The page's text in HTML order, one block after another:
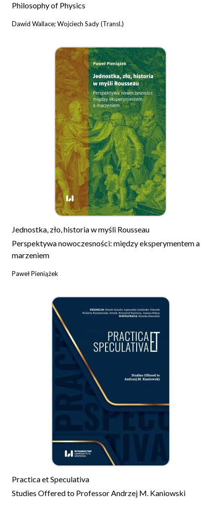
Philosophy of Physics
Dawid Wallace; Wojciech Sady (Transl.)
Jednostka, zło, historia w myśli Rousseau
Perspektywa nowoczesności: między eksperymentem a
marzeniem
Paweł Pieniążek
Practica et Speculativa
Studies Offered to Professor Andrzej M. Kaniowski